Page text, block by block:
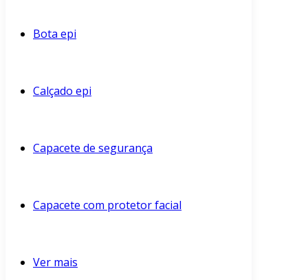
Bota epi
Calçado epi
Capacete de segurança
Capacete com protetor facial
Ver mais